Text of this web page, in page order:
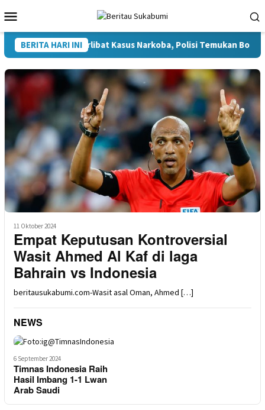
ke
kontenMobile
BERITA HARI INI
Diduga Terlibat Kasus Narkoba, Polisi Temukan Bong Saat
11 Oktober 2024
Empat Keputusan Kontroversial
Wasit Ahmed Al Kaf di laga
Bahrain vs Indonesia
beritausukabumi.com-Wasit asal Oman, Ahmed […]
NEWS
6 September 2024
Timnas Indonesia Raih
Hasil Imbang 1-1 Lwan
Arab Saudi